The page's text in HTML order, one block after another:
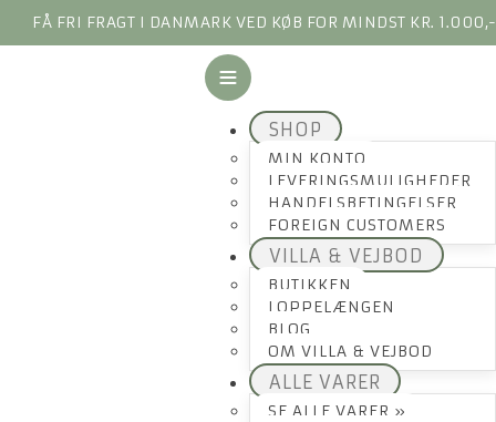
FÅ FRI FRAGT I DANMARK VED KØB FOR MINDST KR. 1.000,-
SHOP
MIN KONTO
LEVERINGSMULIGHEDER
HANDELSBETINGELSER
FOREIGN CUSTOMERS
VILLA & VEJBOD
BUTIKKEN
LOPPELÆNGEN
BLOG
OM VILLA & VEJBOD
ALLE VARER
SE ALLE VARER »